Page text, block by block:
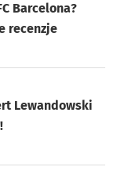
Barcelona?
recenzje
Lewandowski